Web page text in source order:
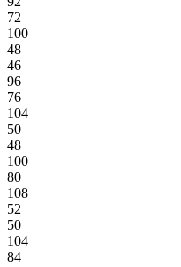
72
100
48
46
96
76
104
50
48
100
80
108
52
50
104
84